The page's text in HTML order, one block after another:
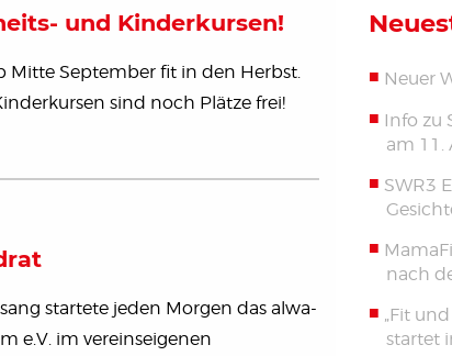
und Kinderkursen!
Mitte September fit in den Herbst.
sind noch Plätze frei!
startete jeden Morgen das alwa-
e.V. im vereinseigenen
Neuer
Info zu
am 11.
SWR3
nach
„Fit
startet